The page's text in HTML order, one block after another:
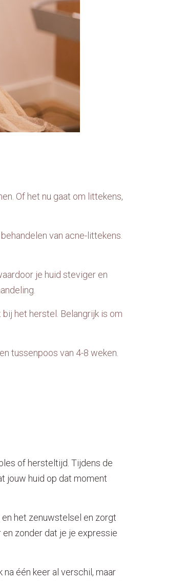
Of het nu gaat om littekens,
van acne-littekens.
je huid steviger en
het herstel. Belangrijk is om
tussenpoos van 4-8 weken.
of hersteltijd. Tijdens de
jouw huid op dat moment
het zenuwstelsel en zorgt
zonder dat je je expressie
één keer al verschil, maar